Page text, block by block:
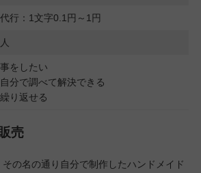
行：1文字0.1円～1円
をしたい
分で調べて解決できる
り返せる
売
の名の通り自分で制作したハンドメイド